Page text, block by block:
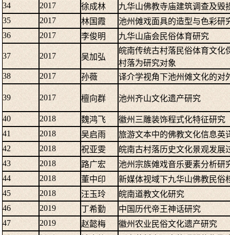
34
2017 徐成林
九华山佛教寺庙建筑调查及毁
35
2017 林国霞
池州傩戏面具的造型与色彩研
36
2017 李俊明 九华山庙会民俗体育研究
37 2017 吴加弘
皖南传统古村落民俗体育文
村落为研究对象
38
2017 孙薇 译介学视角下池州傩文化的对
39 2017 檀向群 池州齐山文化遗产研究
40 2018 魏鸿飞
徽州三雕装饰程式化特征研究
41
2018 吴启雨
旅游文本中的佛教文化信息
42
2018 祝亚雯
皖南古村落历史文化景观发展
43
2018 路广宏
池州宗族傩戏音乐要素分析研
44
2018 董中印
新媒体视域下九华山佛教民俗
45
2018 汪玉玲
皖南道教文化研究
46
2019 丁希勤
中国历代帝王神话研究
47
2019 赵懿梅
徽州农业民俗文化遗产研究